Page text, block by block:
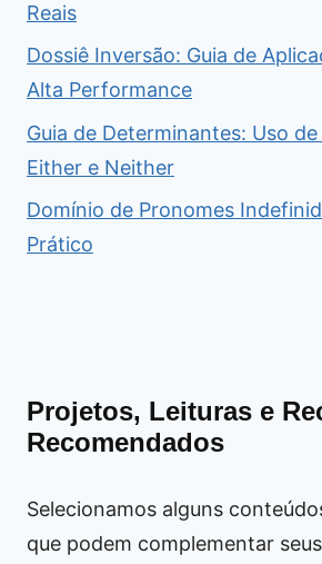
Reais
Dossiê Inversão: Guia de
Alta Performance
Guia de Determinantes: Uso de
Either e Neither
Domínio de Pronomes
Prático
Projetos, Leituras e
Recomendados
Selecionamos alguns
que podem complementar